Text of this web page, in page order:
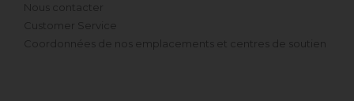
Nous contacter
Customer Service
Coordonnées de nos emplacements et centres de soutien